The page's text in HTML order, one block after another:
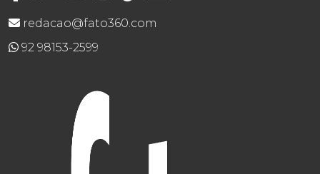
redacao@fato360.com
92 98153-2599